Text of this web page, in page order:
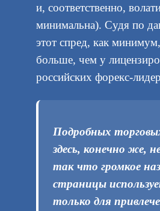
и, соответственно,
минимальна). Судя по
этот спред, как
больше, чем у
российских форекс-
Подробных
здесь, конечно же,
так что громкое
страницы
только для